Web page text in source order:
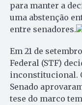
para manter a
uma abstenção
entre senadores.
Em 21 de
Federal (STF)
inconstitucional.
Senado
tese do marco